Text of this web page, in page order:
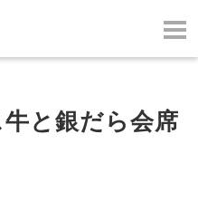
牛と銀だら会席